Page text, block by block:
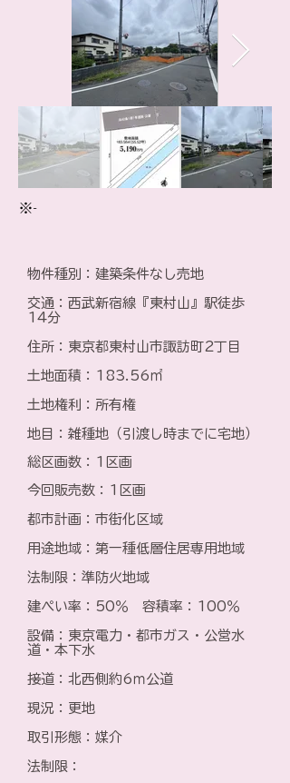
※-
物件種別：建築条件なし売地
​交通：西武新宿線『東村山』駅徒歩
14分
住所：東京都東村山市諏訪町2丁目
土地面積：183.56㎡
土地権利：所有権
地目：雑種地（引渡し時までに宅地）
総区画数：1区画
今回販売数：1区画
都市計画：市街化区域
用途地域：第一種低層住居専用地域
法制限：準防火地域
建ぺい率：50％ 容積率：100％
設備：東京電力・都市ガス・公営水
道・本下水
接道：北西側約6ｍ公道
現況：更地
取引形態：媒介
法制限：